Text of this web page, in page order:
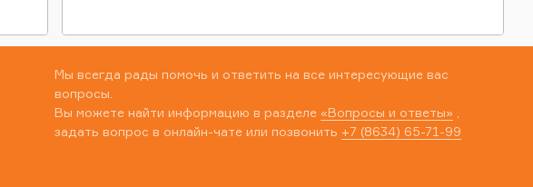
Мы всегда рады помочь и ответить на все интересующие вас
вопросы.
Вы можете найти информацию в разделе «Вопросы и ответы»
задать вопрос в онлайн-чате или позвонить +7 (8634) 65-71-99